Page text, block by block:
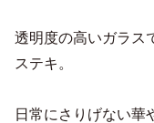
透明度の高いガラス
ステキ。
日常にさりげない華